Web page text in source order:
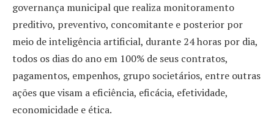
governança municipal que realiza monitoramento
preditivo, preventivo, concomitante e posterior por
meio de inteligência artificial, durante 24 horas por dia,
todos os dias do ano em 100% de seus contratos,
pagamentos, empenhos, grupo societários, entre outras
ações que visam a eficiência, eficácia, efetividade,
economicidade e ética.